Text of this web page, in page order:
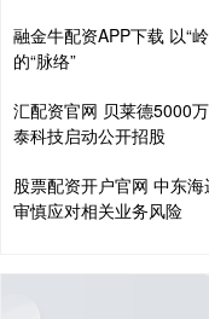
融金牛配资APP下载 以“
的“脉络”
汇配资官网 贝莱德5000
泰科技启动公开招股
股票配资开户官网 中东
审慎应对相关业务风险